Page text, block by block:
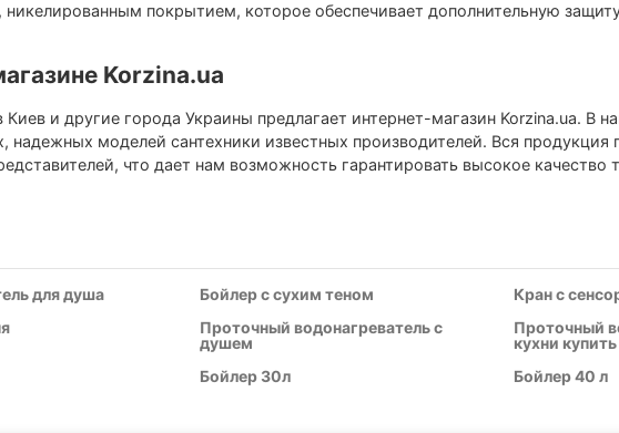
покрытием, которое обеспечивает дополнительную
Korzina.ua
и другие города Украины предлагает интернет-магазин Korzina.ua. В
моделей сантехники известных производителей. Вся продукция
что дает нам возможность гарантировать высокое качество
для душа Бойлер с сухим теном
Кран с
Проточный водонагреватель с
душем
Проточный
кухни купить
Бойлер 30л Бойлер 40 л